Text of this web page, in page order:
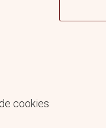
cookies